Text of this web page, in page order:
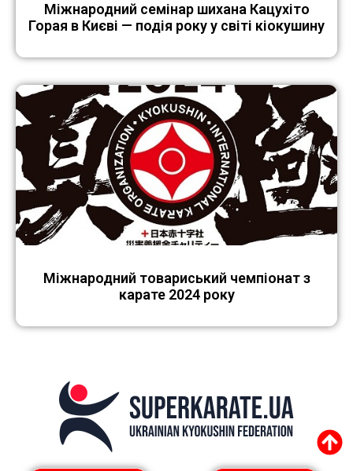
Міжнародний семінар шихана Кацухіто
Горая в Києві — подія року у світі кіокушину
Міжнародний товариський чемпіонат з
карате 2024 року